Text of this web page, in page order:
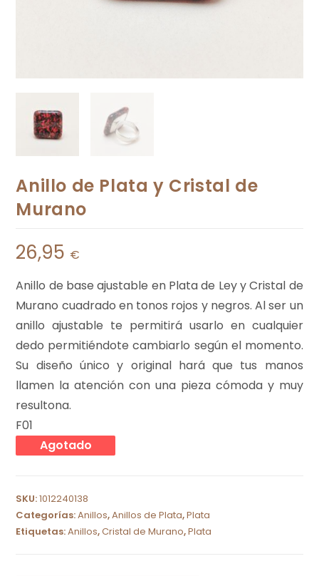
Anillo de Plata y Cristal de
Murano
26,95 €
Anillo de base ajustable en Plata de Ley y Cristal de
Murano cuadrado en tonos rojos y negros. Al ser un
anillo ajustable te permitirá usarlo en cualquier
dedo permitiéndote cambiarlo según el momento.
Su diseño único y original hará que tus manos
llamen la atención con una pieza cómoda y muy
resultona.
F01
Agotado
SKU:1012240138
Categorías:Anillos,Anillos de Plata,Plata
Etiquetas:Anillos,Cristal de Murano,Plata